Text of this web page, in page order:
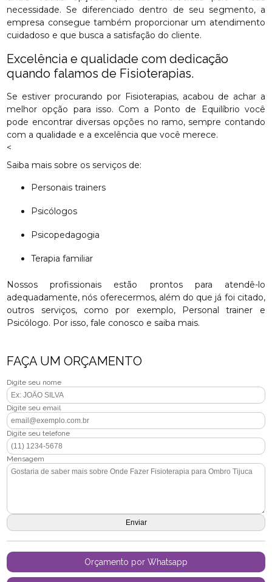
necessidade. Se diferenciado dentro de seu segmento, a
empresa consegue também proporcionar um atendimento
cuidadoso e que busca a satisfação do cliente.
Excelência e qualidade com dedicação
quando falamos de Fisioterapias.
Se estiver procurando por Fisioterapias, acabou de achar a
melhor opção para isso. Com a Ponto de Equilíbrio você
pode encontrar diversas opções no ramo, sempre contando
com a qualidade e a excelência que você merece.
<
Saiba mais sobre os serviços de:
Personais trainers
Psicólogos
Psicopedagogia
Terapia familiar
Nossos profissionais estão prontos para atendê-lo
adequadamente, nós oferecermos, além do que já foi citado,
outros serviços, como por exemplo, Personal trainer e
Psicólogo. Por isso, fale conosco e saiba mais.
FAÇA UM ORÇAMENTO
Digite seu nome
Digite seu email
Digite seu telefone
Mensagem
Orçamento por Whatsapp